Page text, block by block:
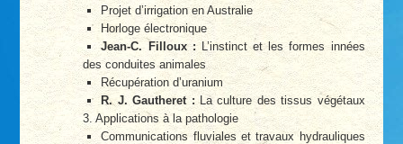
Projet d’irrigation en Australie
Horloge électronique
Jean-C. Filloux :L’instinct et les formes innées
des conduites animales
Récupération d’uranium
R. J. Gautheret : La culture des tissus végétaux
3. Applications à la pathologie
Communications fluviales et travaux hydrauliques